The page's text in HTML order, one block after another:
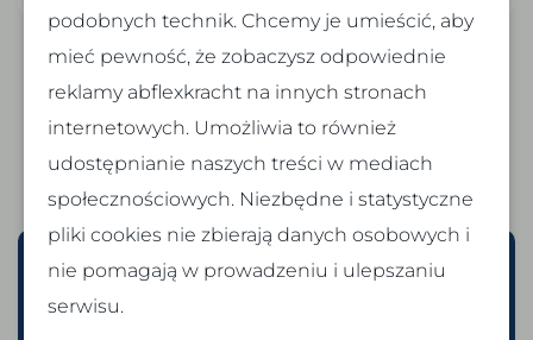
Rejestracja * Pole wymagane
podobnych technik. Chcemy je umieścić, aby
mieć pewność, że zobaczysz odpowiednie
reklamy abflexkracht na innych stronach
internetowych. Umożliwia to również
udostępnianie naszych treści w mediach
społecznościowych. Niezbędne i statystyczne
pliki cookies nie zbierają danych osobowych i
nie pomagają w prowadzeniu i ulepszaniu
serwisu.